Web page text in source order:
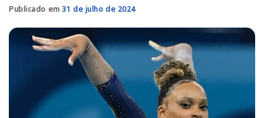
Publicado em31 de julho de 2024